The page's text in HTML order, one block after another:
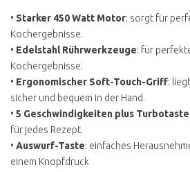
• Starker 450 Watt Motor: sorgt für
Kochergebnisse.
• Edelstahl Rührwerkzeuge: für
Kochergebnisse.
• Ergonomischer Soft-Touch-Griff:
sicher und bequem in der Hand.
• 5 Geschwindigkeiten plus Turbotaste
für jedes Rezept.
• Auswurf-Taste: einfaches
einem Knopfdruck